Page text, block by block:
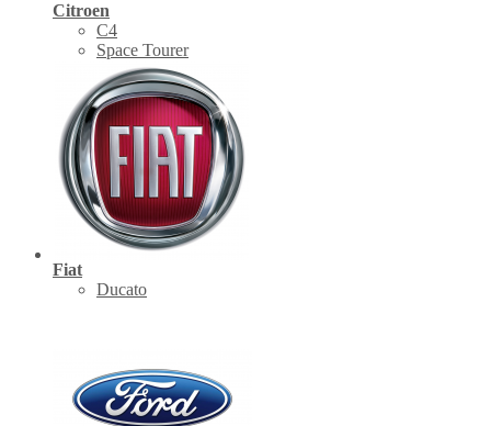
Citroen
C4
Space Tourer
Fiat
Ducato